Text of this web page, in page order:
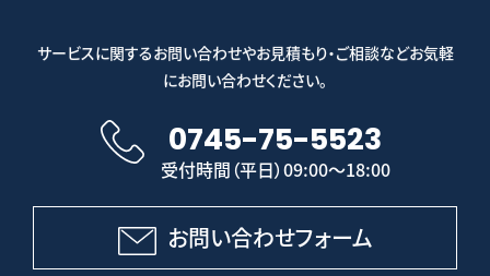
サービスに関するお問い合わせやお見積もり・ご相談などお気軽
にお問い合わせください。
0745-75-5523
受付時間（平日）09:00～18:00
お問い合わせフォーム